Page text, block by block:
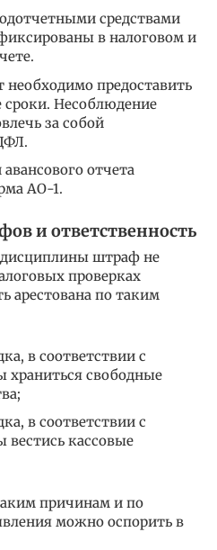
средствами
в налоговом и
необходимо предоставить
сроки. Несоблюдение
за собой
отчета
АО-1.
и ответственность
дисциплины штраф не
проверках
арестована по таким
в соответствии с
свободные
в соответствии с
кассовые
причинам и по
можно оспорить в